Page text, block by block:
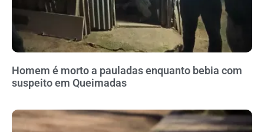
Homem é morto a pauladas enquanto bebia com
suspeito em Queimadas